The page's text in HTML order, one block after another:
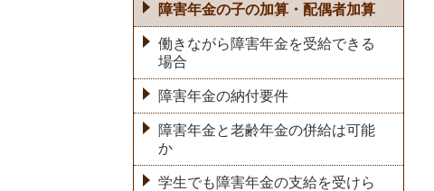
障害年金の子の加算・配偶者加算
働きながら障害年金を受給できる
場合
障害年金の納付要件
障害年金と老齢年金の併給は可能
か
学生でも障害年金の支給を受けら